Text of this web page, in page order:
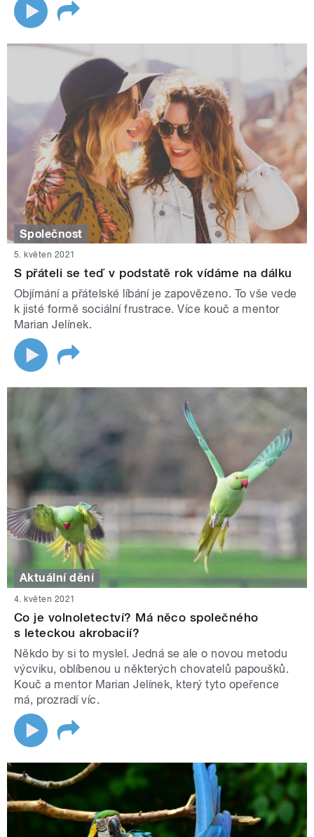
Společnost
5. květen 2021
S přáteli se teď v podstatě rok vídáme na dálku
Objímání a přátelské líbání je zapovězeno. To vše vede
k jisté formě sociální frustrace. Více kouč a mentor
Marian Jelínek.
Aktuální dění
4. květen 2021
Co je volnoletectví? Má něco společného
s leteckou akrobacií?
Někdo by si to myslel. Jedná se ale o novou metodu
výcviku, oblíbenou u některých chovatelů papoušků.
Kouč a mentor Marian Jelínek, který tyto opeřence
má, prozradí víc.